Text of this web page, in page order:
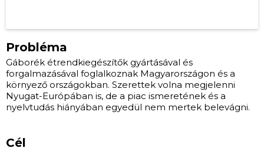
Probléma
Gáborék étrendkiegészítők gyártásával és
forgalmazásával foglalkoznak Magyarországon és a
környező országokban. Szerettek volna megjelenni
Nyugat-Európában is, de a piac ismeretének és a
nyelvtudás hiányában egyedül nem mertek belevágni.
Cél